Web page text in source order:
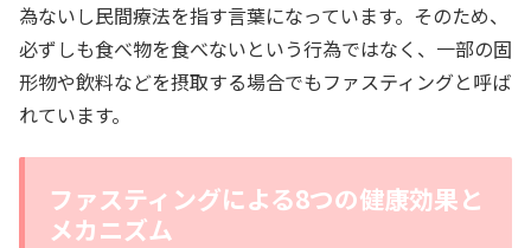
為ないし民間療法を指す言葉になっています。そのため、
必ずしも食べ物を食べないという行為ではなく、一部の固
形物や飲料などを摂取する場合でもファスティングと呼ば
れています。
ファスティングによる8つの健康効果と
メカニズム